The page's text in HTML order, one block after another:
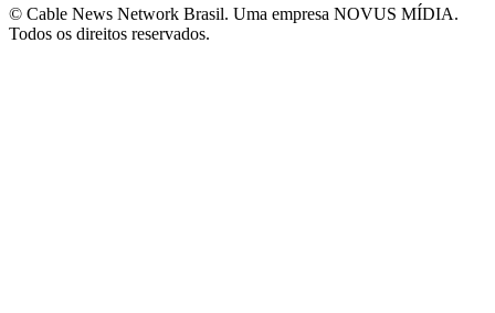
© Cable News Network Brasil. Uma empresa NOVUS MÍDIA.
Todos os direitos reservados.